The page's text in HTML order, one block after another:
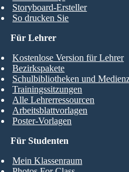
Storyboard-Ersteller
So drucken Sie
Für Studenten
Mein Klassenraum
Für Lehrer
Kostenlose Version für Lehrer
Bezirkspakete
Schulbibliotheken und
Trainingssitzungen
Alle Lehrerressourcen
Arbeitsblattvorlagen
Poster-Vorlagen